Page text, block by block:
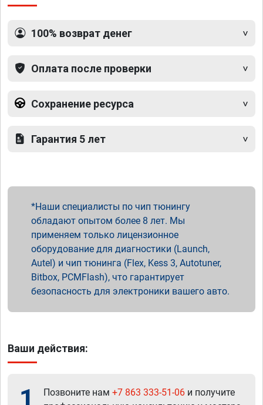
100% возврат денег
Оплата после проверки
Сохранение ресурса
Гарантия 5 лет
Наши специалисты по чип тюнингу
обладают опытом более 8 лет. Мы
применяем только лицензионное
оборудование для диагностики (Launch,
Autel) и чип тюнинга (Flex, Kess 3, Autotuner,
Bitbox, PCMFlash), что гарантирует
безопасность для электроники вашего авто.
Ваши действия:
1 Позвоните нам +7 863 333-51-06 и получите